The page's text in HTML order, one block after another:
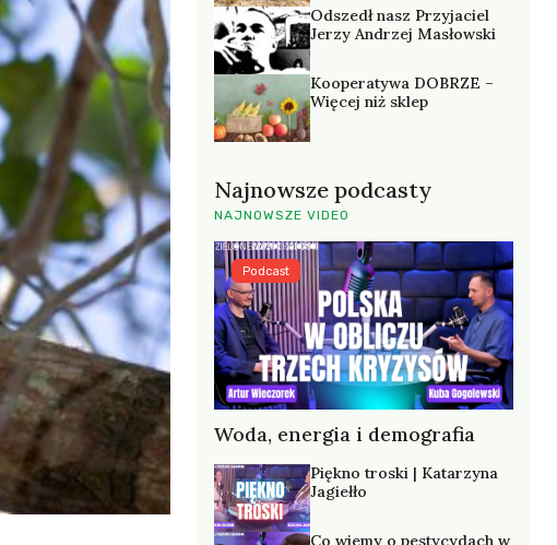
Odszedł nasz Przyjaciel
Jerzy Andrzej Masłowski
Kooperatywa DOBRZE –
Więcej niż sklep
Najnowsze podcasty
NAJNOWSZE VIDEO
Woda, energia i demografia
Podcast
Piękno troski | Katarzyna
Jagiełło
Co wiemy o pestycydach w